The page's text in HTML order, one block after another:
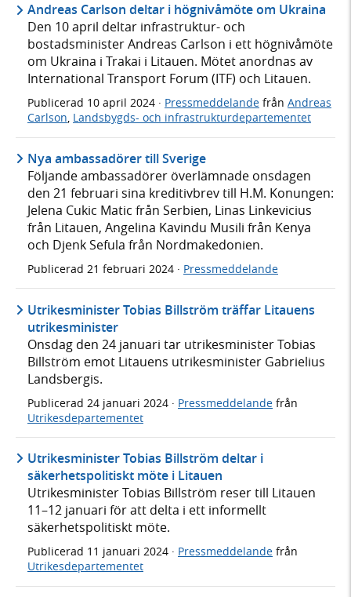
Andreas Carlson deltar i högnivåmöte om Ukraina
Den 10 april deltar infrastruktur- och
bostadsminister Andreas Carlson i ett högnivåmöte
om Ukraina i Trakai i Litauen. Mötet anordnas av
International Transport Forum (ITF) och Litauen.
Publicerad 10 april 2024 · Pressmeddelande från Andreas
Carlson, Landsbygds- och infrastrukturdepartementet
Nya ambassadörer till Sverige
Följande ambassadörer överlämnade onsdagen
den 21 februari sina kreditivbrev till H.M. Konungen:
Jelena Cukic Matic från Serbien, Linas Linkevicius
från Litauen, Angelina Kavindu Musili från Kenya
och Djenk Sefula från Nordmakedonien.
Publicerad 21 februari 2024 · Pressmeddelande
Utrikesminister Tobias Billström träffar Litauens
utrikesminister
Onsdag den 24 januari tar utrikesminister Tobias
Billström emot Litauens utrikesminister Gabrielius
Landsbergis.
Publicerad 24 januari 2024 · Pressmeddelande från
Utrikesdepartementet
Utrikesminister Tobias Billström deltar i
säkerhetspolitiskt möte i Litauen
Utrikesminister Tobias Billström reser till Litauen
11–12 januari för att delta i ett informellt
säkerhetspolitiskt möte.
Publicerad 11 januari 2024 · Pressmeddelande från
Utrikesdepartementet